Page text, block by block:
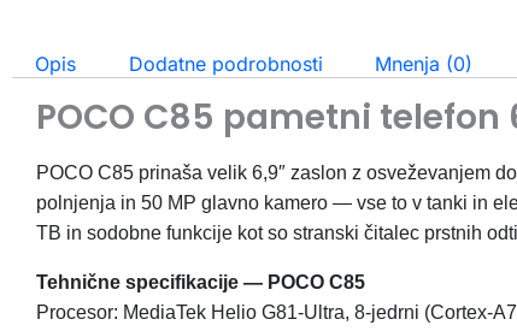
Opis Dodatne podrobnosti Mnenja (0)
POCO C85 pametni telefon
POCO C85 prinaša velik 6,9″ zaslon z osveževanjem
polnjenja in 50 MP glavno kamero — vse to v tanki in
TB in sodobne funkcije kot so stranski čitalec prstnih
Tehnične specifikacije — POCO C85
Procesor: MediaTek Helio G81-Ultra, 8-jedrni (Cortex-